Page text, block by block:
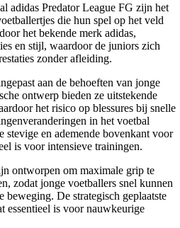
adidas Predator League FG zijn het
die hun spel op het veld
het bekende merk adidas,
en stijl, waardoor de juniors zich
zonder afleiding.
aan de behoeften van jonge
ontwerp bieden ze uitstekende
het risico op blessures bij snelle
in het voetbal
en ademende bovenkant voor
is voor intensieve trainingen.
ontworpen om maximale grip te
zodat jonge voetballers snel kunnen
beweging. De strategisch geplaatste
essentieel is voor nauwkeurige